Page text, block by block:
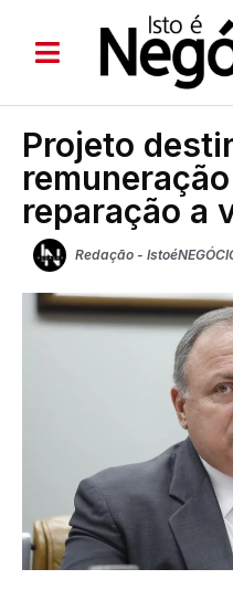
Projeto
reparação a
Redação -